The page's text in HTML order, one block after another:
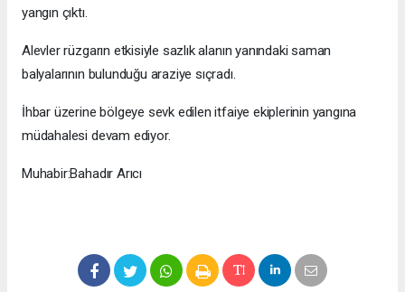
yangın çıktı.
Alevler rüzgarın etkisiyle sazlık alanın yanındaki saman
balyalarının bulunduğu araziye sıçradı.
İhbar üzerine bölgeye sevk edilen itfaiye ekiplerinin yangına
müdahalesi devam ediyor.
Muhabir:Bahadır Arıcı